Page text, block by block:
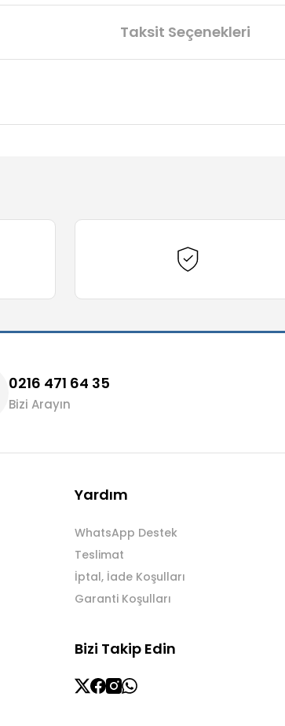
Taksit Seçenekleri
Gönder
0216 471 64 35
Bizi Arayın
Yardım
WhatsApp Destek
Teslimat
İptal, İade Koşulları
Garanti Koşulları
Bizi Takip Edin